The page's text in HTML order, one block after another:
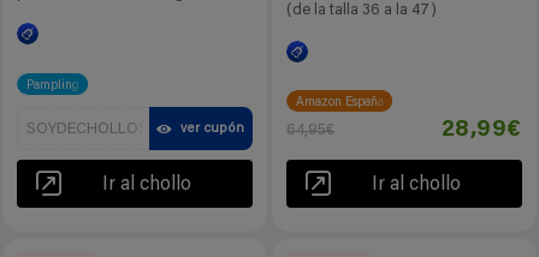
Pampling
SOYDECHOLLOS ver cupón
Ir al chollo
(de la talla 36 a la 47)
Amazon España
64,95€ 28,99€
Ir al chollo